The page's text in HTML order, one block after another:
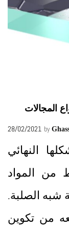
المجالات
28/02/2021 by
النهائي
المواد
شبه الصلبة.
من تكوين